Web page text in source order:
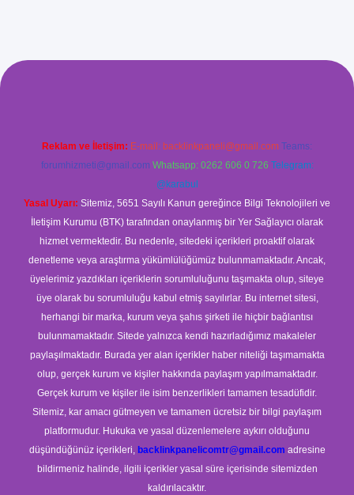
Reklam ve İletişim: E-mail: backlinkpaneli@gmail.com Teams:
forumhizmeti@gmail.com Whatsapp: 0262 606 0 726 Telegram:
@karabul
Yasal Uyarı: Sitemiz, 5651 Sayılı Kanun gereğince Bilgi Teknolojileri ve
İletişim Kurumu (BTK) tarafından onaylanmış bir Yer Sağlayıcı olarak
hizmet vermektedir. Bu nedenle, sitedeki içerikleri proaktif olarak
denetleme veya araştırma yükümlülüğümüz bulunmamaktadır. Ancak,
üyelerimiz yazdıkları içeriklerin sorumluluğunu taşımakta olup, siteye
üye olarak bu sorumluluğu kabul etmiş sayılırlar. Bu internet sitesi,
herhangi bir marka, kurum veya şahıs şirketi ile hiçbir bağlantısı
bulunmamaktadır. Sitede yalnızca kendi hazırladığımız makaleler
paylaşılmaktadır. Burada yer alan içerikler haber niteliği taşımamakta
olup, gerçek kurum ve kişiler hakkında paylaşım yapılmamaktadır.
Gerçek kurum ve kişiler ile isim benzerlikleri tamamen tesadüfidir.
Sitemiz, kar amacı gütmeyen ve tamamen ücretsiz bir bilgi paylaşım
platformudur. Hukuka ve yasal düzenlemelere aykırı olduğunu
düşündüğünüz içerikleri, backlinkpanelicomtr@gmail.com adresine
bildirmeniz halinde, ilgili içerikler yasal süre içerisinde sitemizden
kaldırılacaktır.